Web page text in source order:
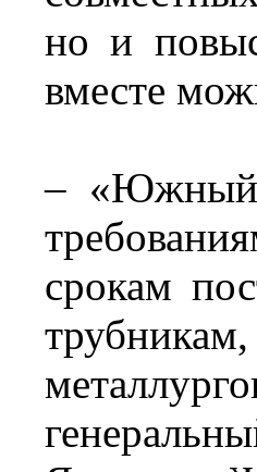
но и
вместе
– «Южный
срокам